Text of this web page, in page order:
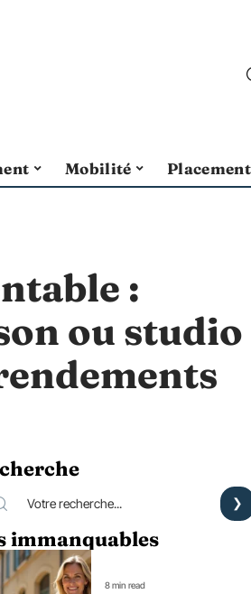
Mobilité Placement
:
ou studio
immanquables
8 min read